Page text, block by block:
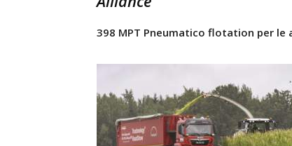
398 MPT Pneumatico flotation per le